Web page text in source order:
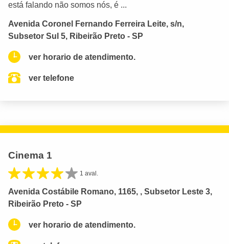
está falando não somos nós, é ...
Avenida Coronel Fernando Ferreira Leite, s/n,
Subsetor Sul 5, Ribeirão Preto - SP
ver horario de atendimento.
ver telefone
Cinema 1
1 aval.
Avenida Costábile Romano, 1165, , Subsetor Leste 3,
Ribeirão Preto - SP
ver horario de atendimento.